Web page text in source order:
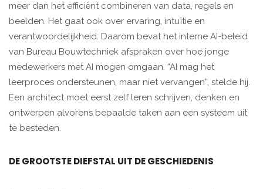
meer dan het efficiënt combineren van data, regels en
beelden. Het gaat ook over ervaring, intuïtie en
verantwoordelijkheid. Daarom bevat het interne AI-beleid
van Bureau Bouwtechniek afspraken over hoe jonge
medewerkers met AI mogen omgaan. “AI mag het
leerproces ondersteunen, maar niet vervangen”, stelde hij.
Een architect moet eerst zelf leren schrijven, denken en
ontwerpen alvorens bepaalde taken aan een systeem uit
te besteden.
DE GROOTSTE DIEFSTAL UIT DE GESCHIEDENIS